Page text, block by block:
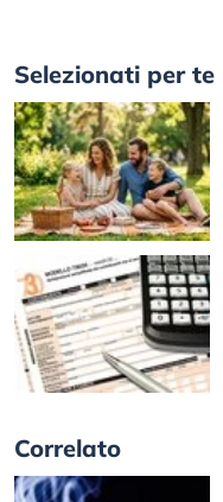
Selezionati per te
Correlato